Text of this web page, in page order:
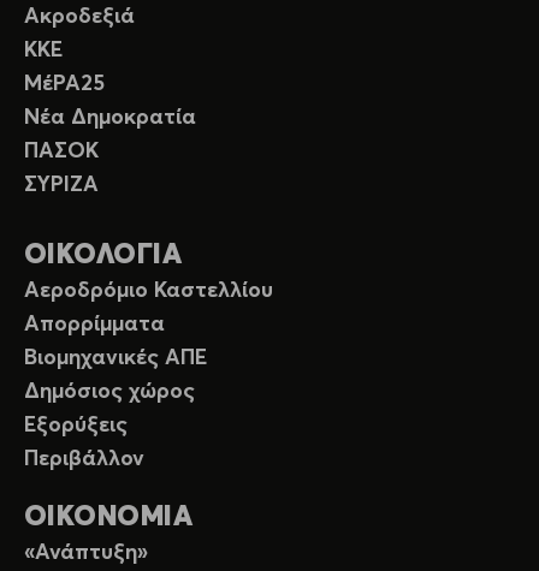
Ακροδεξιά
ΚΚΕ
ΜέΡΑ25
Νέα Δημοκρατία
ΠΑΣΟΚ
ΣΥΡΙΖΑ
ΟΙΚΟΛΟΓΙΑ
Αεροδρόμιο Καστελλίου
Απορρίμματα
Βιομηχανικές ΑΠΕ
Δημόσιος χώρος
Εξορύξεις
Περιβάλλον
ΟΙΚΟΝΟΜΙΑ
«Ανάπτυξη»